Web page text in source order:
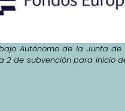
Autónomo de la Junta
2 de subvención para